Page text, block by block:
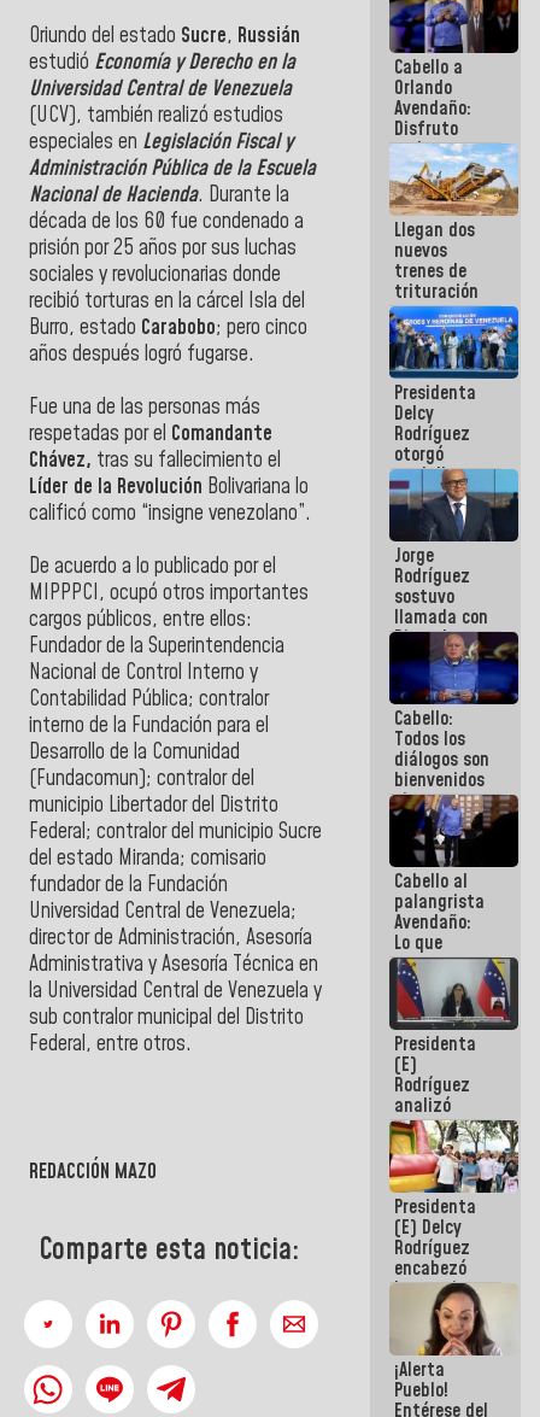
Oriundo del estado Sucre, Russián
estudió Economía y Derecho en la
Universidad Central de Venezuela
(UCV), también realizó estudios
especiales en Legislación Fiscal y
Administración Pública de la Escuela
Nacional de Hacienda. Durante la
década de los 60 fue condenado a
prisión por 25 años por sus luchas
sociales y revolucionarias donde
recibió torturas en la cárcel Isla del
Burro, estado Carabobo; pero cinco
años después logró fugarse.
Fue una de las personas más
respetadas por el Comandante
Chávez, tras su fallecimiento el
Líder de la Revolución Bolivariana lo
calificó como “insigne venezolano”.
De acuerdo a lo publicado por el
MIPPPCI, ocupó otros importantes
cargos públicos, entre ellos:
Fundador de la Superintendencia
Nacional de Control Interno y
Contabilidad Pública; contralor
interno de la Fundación para el
Desarrollo de la Comunidad
(Fundacomun); contralor del
municipio Libertador del Distrito
Federal; contralor del municipio Sucre
del estado Miranda; comisario
fundador de la Fundación
Universidad Central de Venezuela;
director de Administración, Asesoría
Administrativa y Asesoría Técnica en
la Universidad Central de Venezuela y
sub contralor municipal del Distrito
Federal, entre otros.
REDACCIÓN MAZO
Comparte esta noticia:
Cabello a
Orlando
Avendaño:
Disfruto
cada vez
que escribes
porque lo
que haces
es
embarrarla
Llegan dos
nuevos
trenes de
trituración
para
optimizar
manejo de
escombros
en La Guaira
Presidenta
Delcy
Rodríguez
otorgó
medalla
"Héroe de
Venezuela"
a servidores
públicos
Jorge
Rodríguez
sostuvo
llamada con
Dinorah
Figuera y
acuerdan
primer
encuentro
presencial
para el
diálogo
Cabello:
Todos los
diálogos son
bienvenidos
siempre que
estén en el
marco de la
Constitución
de la
República
Cabello al
palangrista
Avendaño:
Lo que
vayas a
escribir
hazlo hoy
por que no
sabemos si
la semana
que viene
hay
programa
Presidenta
(E)
Rodríguez
analizó
junto a
gobernadores
planes de
recuperación
del Sistema
Eléctrico
Nacional
Presidenta
(E) Delcy
Rodríguez
encabezó
lanzamiento
del Plan
Nacional de
Recreación
Vacacional
¡Alerta
Pueblo!
Entérese del